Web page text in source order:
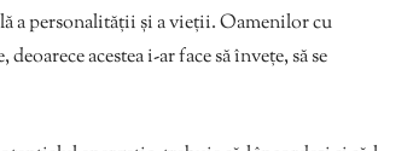
a personalității și a vieții. Oamenilor cu
acestea i-ar face să învețe, să se